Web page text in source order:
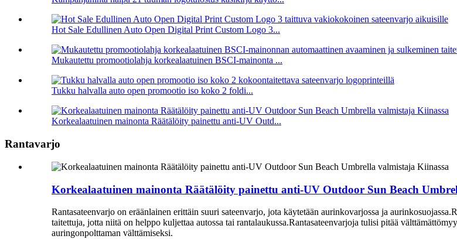
Hot Sale Edullinen Auto Open Digital Print Custom Logo 3...
Mukautettu promootiolahja korkealaatuinen BSCI-mainonta ...
Tukku halvalla auto open promootio iso koko 2 foldi...
Korkealaatuinen mainonta Räätälöity painettu anti-UV Outd...
Rantavarjo
Korkealaatuinen mainonta Räätälöity painettu anti-UV Outdoor Sun Beach
Rantasateenvarjo on eräänlainen erittäin suuri sateenvarjo, jota käytetään aurinkovarjossa ja
taitettuja, jotta niitä on helppo kuljettaa autossa tai rantalaukussa.Rantasateenvarjoja tulisi pitää
auringonpolttaman välttämiseksi.